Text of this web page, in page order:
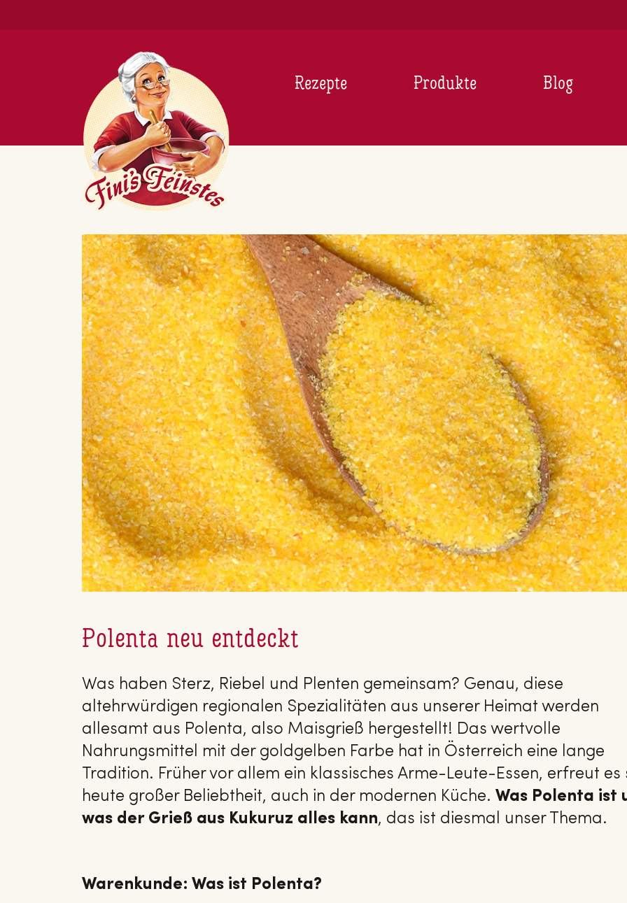
Rezepte Produkte Blog
Polenta neu entdeckt
Was haben Sterz, Riebel und Plenten gemeinsam? Genau, diese
altehrwürdigen regionalen Spezialitäten aus unserer Heimat werden
allesamt aus Polenta, also Maisgrieß hergestellt! Das wertvolle
Nahrungsmittel mit der goldgelben Farbe hat in Österreich eine lange
Tradition. Früher vor allem ein klassisches Arme-Leute-Essen, erfreut es
heute großer Beliebtheit, auch in der modernen Küche. Was Polenta ist
was der Grieß aus Kukuruz alles kann, das ist diesmal unser Thema.
Warenkunde: Was ist Polenta?